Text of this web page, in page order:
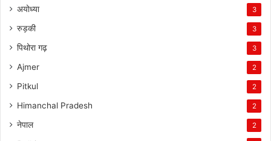
अयोध्या 3
रुड़की 3
पिथोरा गढ़ 3
Ajmer 2
Pitkul 2
Himanchal Pradesh 2
नेपाल 2